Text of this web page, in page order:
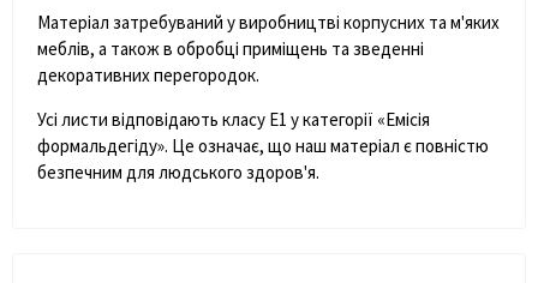
Матеріал затребуваний у виробництві корпусних та м'яких
меблів, а також в обробці приміщень та зведенні
декоративних перегородок.
Усі листи відповідають класу Е1 у категорії «Емісія
формальдегіду». Це означає, що наш матеріал є повністю
безпечним для людського здоров'я.